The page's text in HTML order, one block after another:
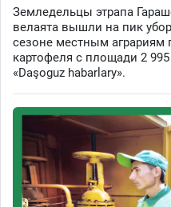
Земледельцы этрапа
велаята вышли на пик
сезоне местным аграриям
картофеля с площади 2 995
«Daşoguz habarlary».